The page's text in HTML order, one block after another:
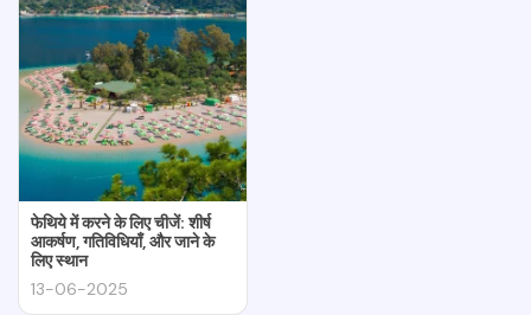
फेथिये में करने के लिए चीजें: शीर्ष
आकर्षण, गतिविधियाँ, और जाने के
लिए स्थान
13-06-2025